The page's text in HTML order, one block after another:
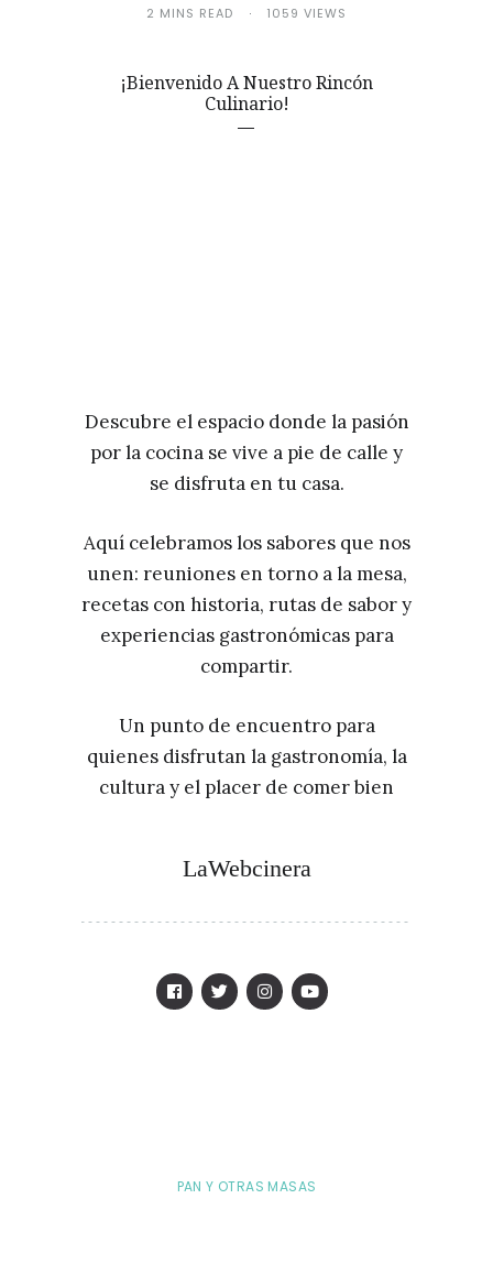
2 MINS READ 1059 VIEWS
¡Bienvenido A Nuestro Rincón
Culinario!
Descubre el espacio donde la pasión
por la cocina se vive a pie de calle y
se disfruta en tu casa.
Aquí celebramos los sabores que nos
unen: reuniones en torno a la mesa,
recetas con historia, rutas de sabor y
experiencias gastronómicas para
compartir.
Un punto de encuentro para
quienes disfrutan la gastronomía, la
cultura y el placer de comer bien
LaWebcinera
PAN Y OTRAS MASAS